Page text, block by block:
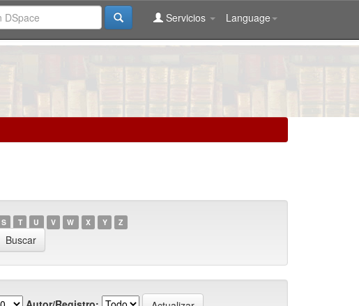
Language
Servicios
S T U V W X Y Z